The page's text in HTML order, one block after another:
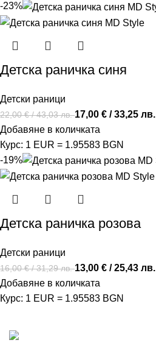
-23%
Детска раничка синя
Детски рaници
22,00€/ 43,03 лв.17,00€ / 33,25 лв.
Добавяне в количката
Курс: 1 EUR = 1.95583 BGN
-19%
Детска раничка розова
Детски рaници
16,00€/ 31,29 лв.13,00€ / 25,43 лв.
Добавяне в количката
Курс: 1 EUR = 1.95583 BGN